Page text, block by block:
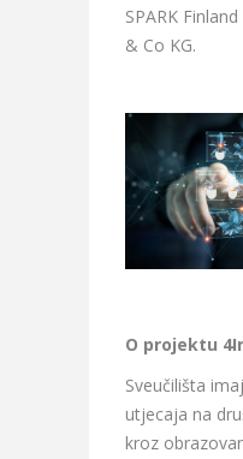
SPARK
& Co KG.
O projektu
Sveučilišta
utjecaja na
kroz